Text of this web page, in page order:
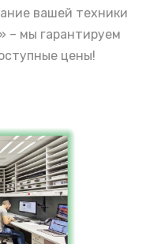
вашей техники
– мы гарантируем
цены!